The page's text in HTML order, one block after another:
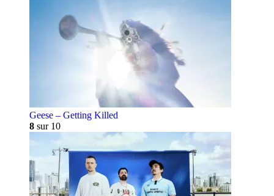
Geese – Getting Killed
8 sur 10